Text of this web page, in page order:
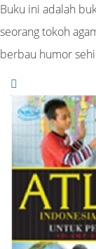
Buku ini adalah
seorang tokoh
berbau humor